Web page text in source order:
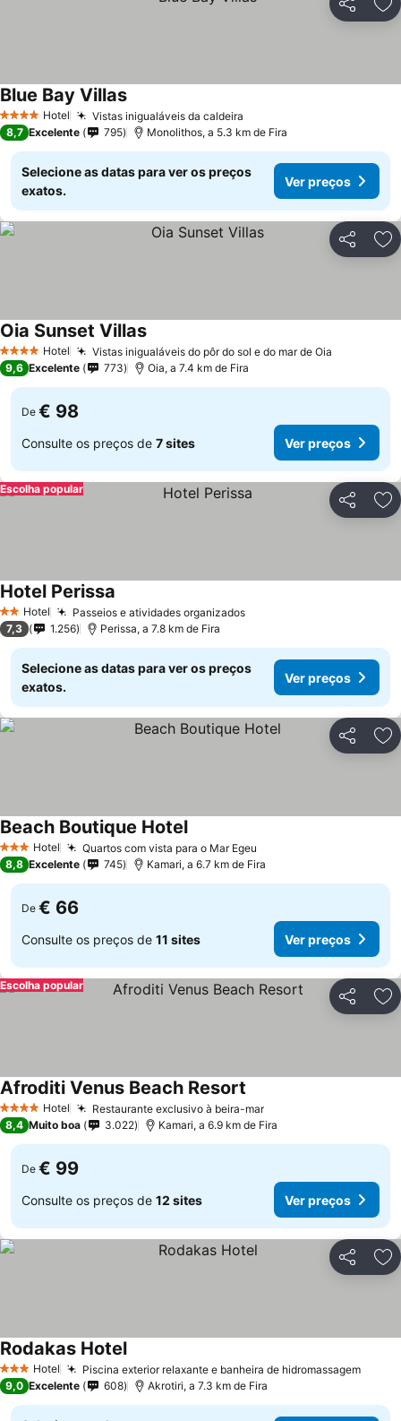
Partilhar
4 EstrelasHotel Vistas inigualáveis da caldeira
Blue Bay Villas
8,7 Excelente 795 Monolithos, a 5.3 km de Fira
Selecione as datas para ver os preços
exatos.
Ver preços
Partilhar
4 EstrelasHotel Vistas inigualáveis do pôr do sol e do mar de Oia
Oia Sunset Villas
9,6 Excelente 773 Oia, a 7.4 km de Fira
De € 98
Consulte os preços de 7 sites Ver preços
Partilhar
Escolha popular
2 Estrelas
Hotel Passeios e atividades organizados
Hotel Perissa
7,3 1.256 Perissa, a 7.8 km de Fira
Selecione as datas para ver os preços
exatos.
Ver preços
Partilhar
3 EstrelasHotel Quartos com vista para o Mar Egeu
Beach Boutique Hotel
8,8 Excelente 745 Kamari, a 6.7 km de Fira
De € 66
Consulte os preços de 11 sites Ver preços
Partilhar
Escolha popular
4 EstrelasHotel Restaurante exclusivo à beira-mar
Afroditi Venus Beach Resort
8,4 Muito boa 3.022 Kamari, a 6.9 km de Fira
De € 99
Consulte os preços de 12 sites Ver preços
Partilhar
3 EstrelasHotel Piscina exterior relaxante e banheira de hidromassagem
Rodakas Hotel
9,0 Excelente 608 Akrotiri, a 7.3 km de Fira